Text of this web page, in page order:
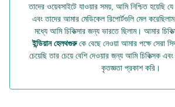
তাদের ওয়েবসাইটে যাওয়ার সময়, আমি নিশ্চিত হয়েছি
এবং তাদের আমার মেডিকেল রিপোর্টগুলি মেল
মধ্যে আমি চিকিত্সার জন্য ভারতে ছিলাম। আমার
ইন্ডিয়ান হেলথগুরুকে বেছে নেওয়া আমার পক্ষে সেরা
চেয়েছি তার চেয়ে বেশি দেওয়ার জন্য আমি চিকিত্সক
কৃতজ্ঞতা প্রকাশ করি।